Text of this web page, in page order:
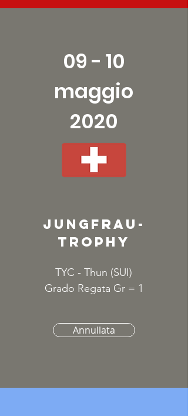
09 - 10
maggio
2020
Jungfrau-
Trophy
TYC - Thun (SUI)
Grado Regata Gr = 1
Annullata